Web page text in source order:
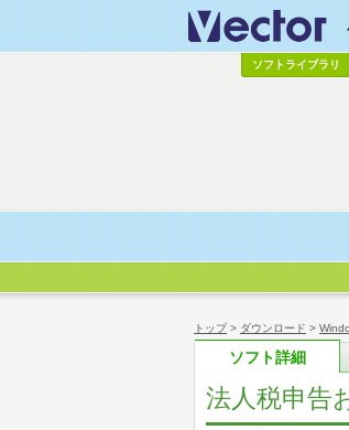
トップ> ダウンロード >
ソフト詳細
法人税申告
ソフトライブラリ